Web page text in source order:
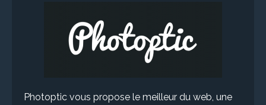
Photoptic vous propose le meilleur du web, une